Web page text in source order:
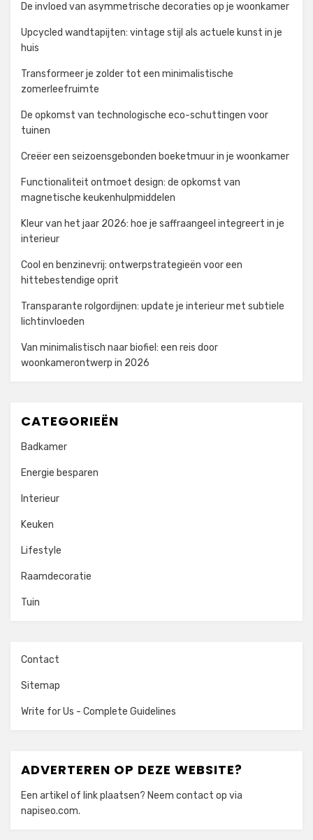
De invloed van asymmetrische decoraties op je woonkamer
Upcycled wandtapijten: vintage stijl als actuele kunst in je
huis
Transformeer je zolder tot een minimalistische
zomerleefruimte
De opkomst van technologische eco-schuttingen voor
tuinen
Creëer een seizoensgebonden boeketmuur in je woonkamer
Functionaliteit ontmoet design: de opkomst van
magnetische keukenhulpmiddelen
Kleur van het jaar 2026: hoe je saffraangeel integreert in je
interieur
Cool en benzinevrij: ontwerpstrategieën voor een
hittebestendige oprit
Transparante rolgordijnen: update je interieur met subtiele
lichtinvloeden
Van minimalistisch naar biofiel: een reis door
woonkamerontwerp in 2026
CATEGORIEËN
Badkamer
Energie besparen
Interieur
Keuken
Lifestyle
Raamdecoratie
Tuin
Contact
Sitemap
Write for Us - Complete Guidelines
ADVERTEREN OP DEZE WEBSITE?
Een artikel of link plaatsen? Neem contact op via
napiseo.com.